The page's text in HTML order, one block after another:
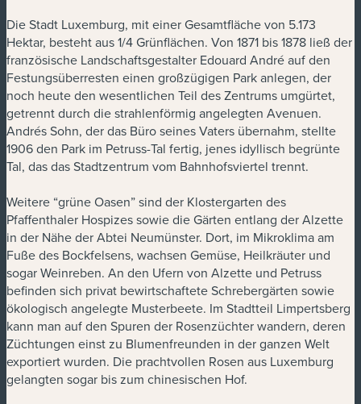
Die Stadt Luxemburg, mit einer Gesamtfläche von 5.173
Hektar, besteht aus 1/4 Grünflächen. Von 1871 bis 1878 ließ der
französische Landschaftsgestalter Edouard André auf den
Festungsüberresten einen großzügigen Park anlegen, der
noch heute den wesentlichen Teil des Zentrums umgürtet,
getrennt durch die strahlenförmig angelegten Avenuen.
Andrés Sohn, der das Büro seines Vaters übernahm, stellte
1906 den Park im Petruss-Tal fertig, jenes idyllisch begrünte
Tal, das das Stadtzentrum vom Bahnhofsviertel trennt.
Weitere “grüne Oasen” sind der Klostergarten des
Pfaffenthaler Hospizes sowie die Gärten entlang der Alzette
in der Nähe der Abtei Neumünster. Dort, im Mikroklima am
Fuße des Bockfelsens, wachsen Gemüse, Heilkräuter und
sogar Weinreben. An den Ufern von Alzette und Petruss
befinden sich privat bewirtschaftete Schrebergärten sowie
ökologisch angelegte Musterbeete. Im Stadtteil Limpertsberg
kann man auf den Spuren der Rosenzüchter wandern, deren
Züchtungen einst zu Blumenfreunden in der ganzen Welt
exportiert wurden. Die prachtvollen Rosen aus Luxemburg
gelangten sogar bis zum chinesischen Hof.